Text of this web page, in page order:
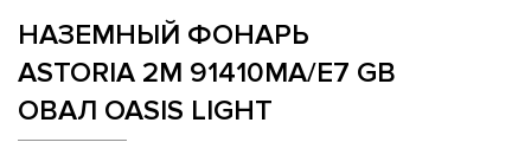
НАЗЕМНЫЙ ФОНАРЬ
ASTORIA 2M 91410MA/E7 GB
ОВАЛ OASIS LIGHT